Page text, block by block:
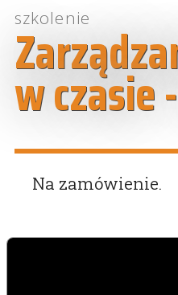
szkolenie
w czasie
Na zamówienie.